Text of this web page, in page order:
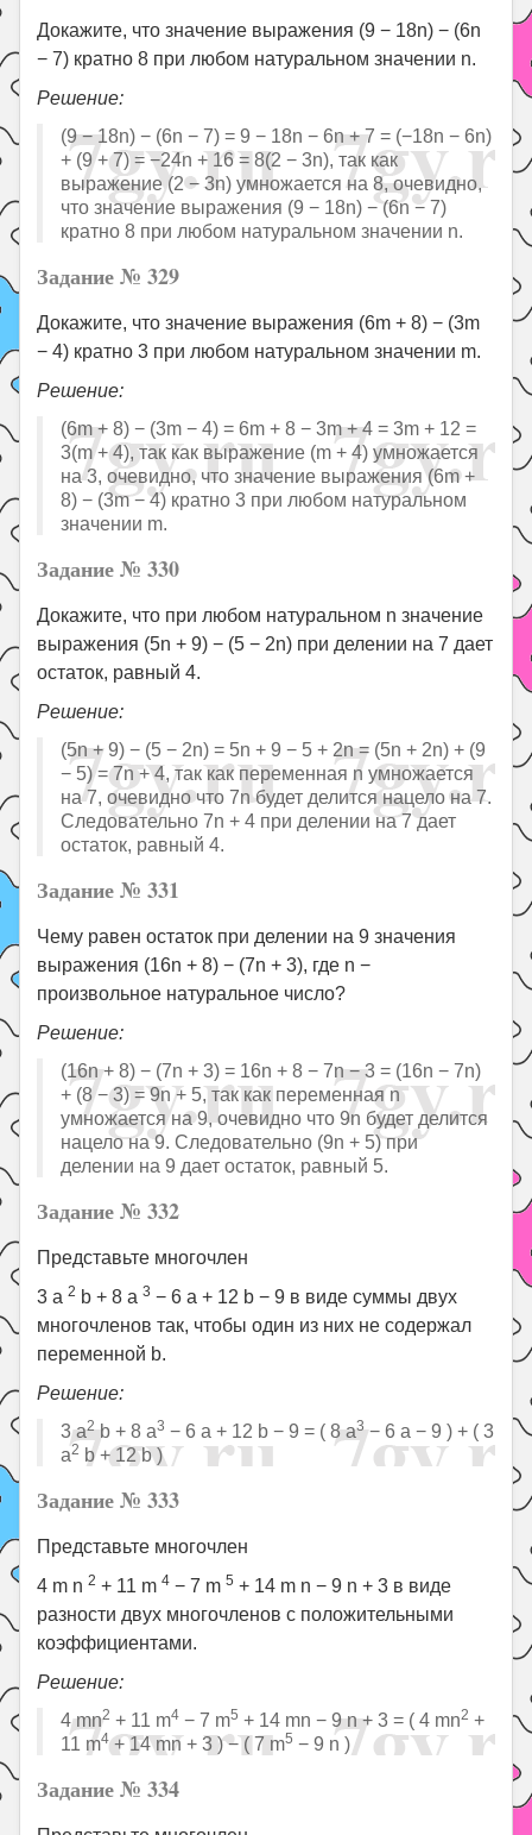
Докажите, что значение выражения (9 − 18n) − (6n
− 7) кратно 8 при любом натуральном значении n.
Решение:
(9 − 18n) − (6n − 7) = 9 − 18n − 6n + 7 = (−18n − 6n)
+ (9 + 7) = −24n + 16 = 8(2 − 3n), так как
выражение (2 − 3n) умножается на 8, очевидно,
что значение выражения (9 − 18n) − (6n − 7)
кратно 8 при любом натуральном значении n.
Задание № 329
Докажите, что значение выражения (6m + 8) − (3m
− 4) кратно 3 при любом натуральном значении m.
Решение:
(6m + 8) − (3m − 4) = 6m + 8 − 3m + 4 = 3m + 12 =
3(m + 4), так как выражение (m + 4) умножается
на 3, очевидно, что значение выражения (6m +
8) − (3m − 4) кратно 3 при любом натуральном
значении m.
Задание № 330
Докажите, что при любом натуральном n значение
выражения (5n + 9) − (5 − 2n) при делении на 7 дает
остаток, равный 4.
Решение:
(5n + 9) − (5 − 2n) = 5n + 9 − 5 + 2n = (5n + 2n) + (9
− 5) = 7n + 4, так как переменная n умножается
на 7, очевидно что 7n будет делится нацело на 7.
Следовательно 7n + 4 при делении на 7 дает
остаток, равный 4.
Задание № 331
Чему равен остаток при делении на 9 значения
выражения (16n + 8) − (7n + 3), где n −
произвольное натуральное число?
Решение:
(16n + 8) − (7n + 3) = 16n + 8 − 7n − 3 = (16n − 7n)
+ (8 − 3) = 9n + 5, так как переменная n
умножается на 9, очевидно что 9n будет делится
нацело на 9. Следовательно (9n + 5) при
делении на 9 дает остаток, равный 5.
Задание № 332
Представьте многочлен
3 a2 b + 8 a3 − 6 a + 12 b − 9 в виде суммы двух
многочленов так, чтобы один из них не содержал
переменной b.
Решение:
3 a2b + 8 a3 − 6 a + 12 b − 9 = ( 8 a3− 6 a − 9 ) + ( 3
a2 b + 12 b )
Задание № 333
Представьте многочлен
4 m n2 + 11 m4 − 7 m5 + 14 m n − 9 n + 3 в виде
разности двух многочленов с положительными
коэффициентами.
Решение:
4 mn2 + 11 m4 − 7 m5 + 14 mn − 9 n + 3 = ( 4 mn2 +
11 m4+ 14 mn + 3 ) − ( 7 m5 − 9 n )
Задание № 334